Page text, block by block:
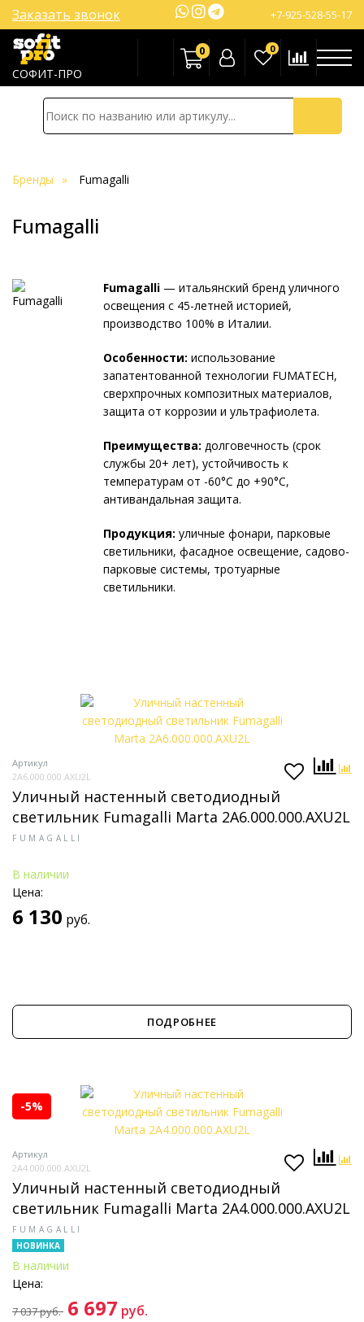
СОФИТ-ПРО
+7-925-528-55-17
Заказать звонок
0 0
Бренды Fumagalli
Fumagalli
Fumagalli — итальянский бренд уличного
освещения с 45-летней историей,
производство 100% в Италии.
Особенности: использование
запатентованной технологии FUMATECH,
сверхпрочных композитных материалов,
защита от коррозии и ультрафиолета.
Преимущества: долговечность (срок
службы 20+ лет), устойчивость к
температурам от -60°C до +90°C,
антивандальная защита.
Продукция: уличные фонари, парковые
светильники, фасадное освещение, садово-
парковые системы, тротуарные
светильники.
Артикул
2A6.000.000.AXU2L
Уличный настенный светодиодный
светильник Fumagalli Marta 2A6.000.000.AXU2L
FUMAGALLI
В наличии
Цена:
6 130 руб.
ПОДРОБНЕЕ
-5%
Артикул
2A4.000.000.AXU2L
Уличный настенный светодиодный
светильник Fumagalli Marta 2A4.000.000.AXU2L
FUMAGALLI
НОВИНКА
В наличии
Цена:
7 037руб. 6 697 руб.